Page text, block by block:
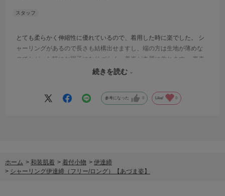
とても柔らかく伸縮性に優れているので、着用した時に楽でした。 シ
ャーリングがあるので長さも結構出せますし、端の方は生地が薄めな
のでかがった時にお団子になりづらく、着姿が奇麗に作れます。 裏表
もないかと思うので、着付けの時に気にせず集中できて使いやすいで
続きを読む
参考になった 0 Like! 0
ホーム > 和装肌着 > 着付小物 > 伊達締
> シャーリング伊達締（フリー/ロング）【あづま姿】